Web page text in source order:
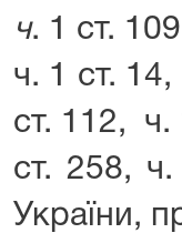
ч. 1 ст. 109
ч. 1 ст.
ст. 112, ч.
ст. 258,
України,